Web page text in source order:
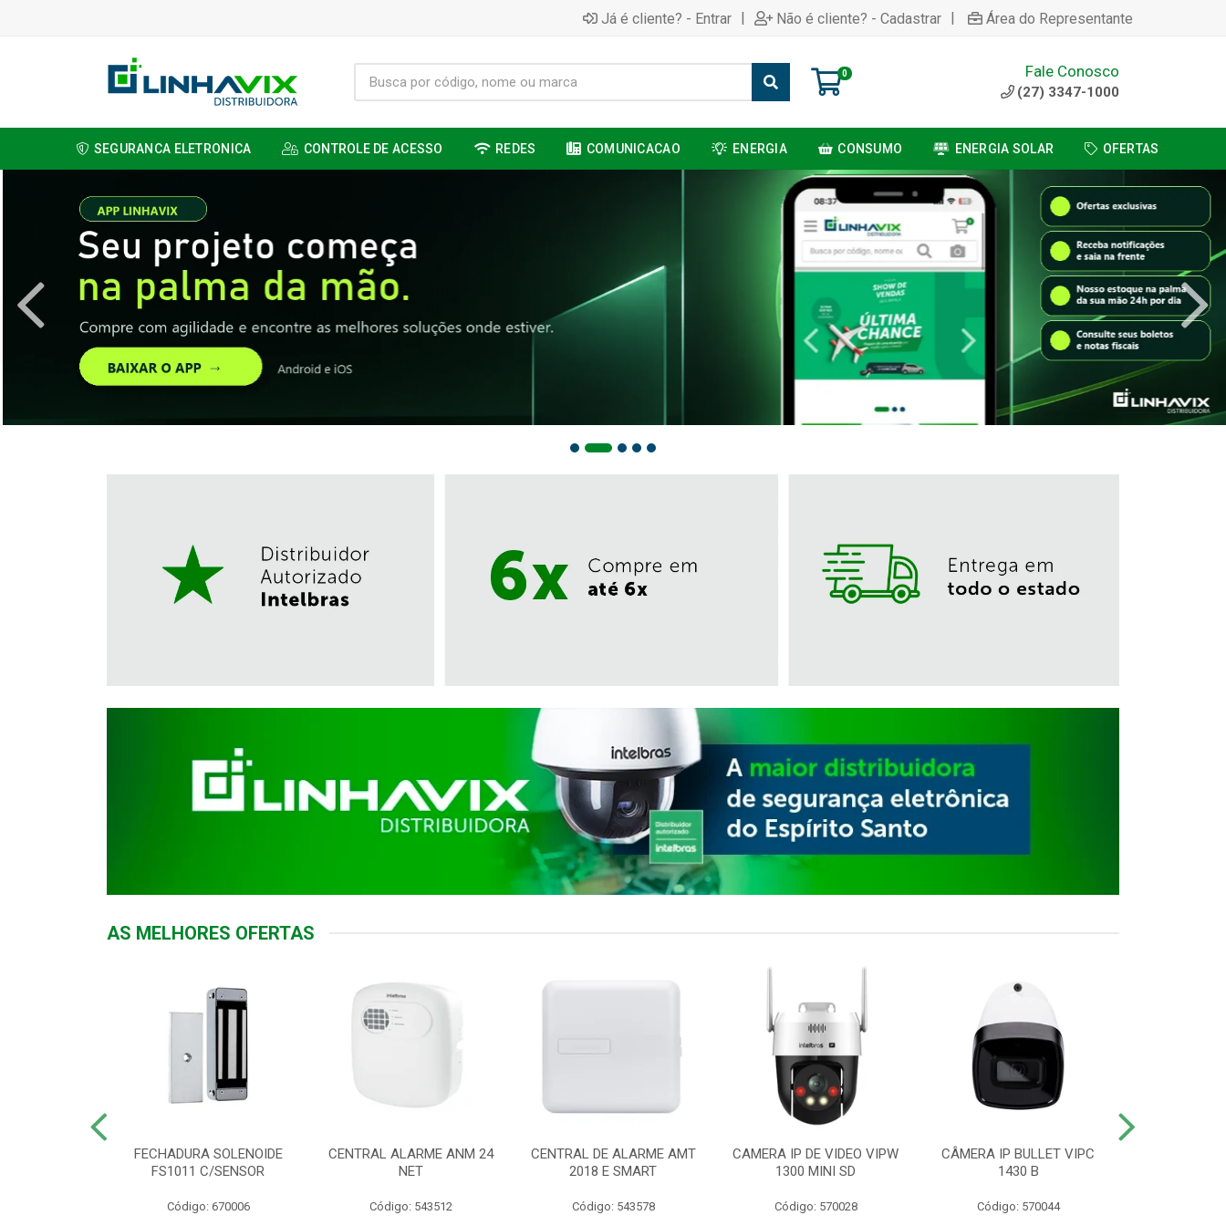
Já é cliente? - Entrar | Não é cliente? - Cadastrar | Área do Representante
0 Fale Conosco
(27) 3347-1000
SEGURANCA ELETRONICA CONTROLE DE ACESSO REDES COMUNICACAO ENERGIA CONSUMO ENERGIA SOLAR OFERTAS
AS MELHORES OFERTAS
FECHADURA SOLENOIDE
FS1011 C/SENSOR
Código: 670006
CENTRAL ALARME ANM 24
NET
Código: 543512
CENTRAL DE ALARME AMT
2018 E SMART
Código: 543578
CAMERA IP DE VIDEO VIPW
1300 MINI SD
Código: 570028
CÂMERA IP BULLET VIPC
1430 B
Código: 570044